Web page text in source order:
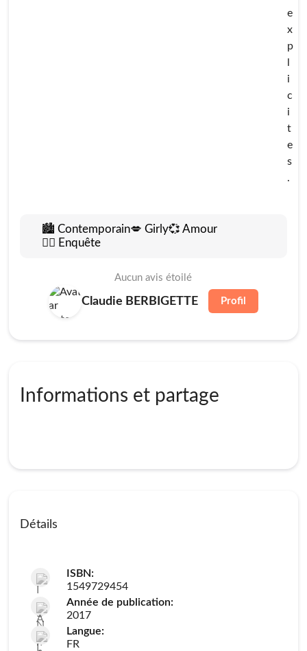
e
x
p
l
i
c
i
t
e
s
.
🏙️ Contemporain💋 Girly💞 Amour
🕵🏻 Enquête
Aucun avis étoilé
Claudie BERBIGETTE Profil
Informations et partage
Détails
ISBN:
1549729454
Année de publication:
2017
Langue:
FR